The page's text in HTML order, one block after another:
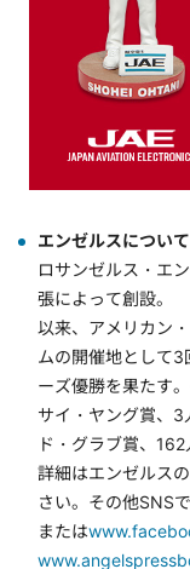
エンゼルスについて
ロサンゼルス・エ
張によって創設。
以来、アメリカン
ムの開催地として
ーズ優勝を果たす
サイ・ヤング賞、
ド・グラブ賞、
詳細はエンゼルス
さい。その他SNS
または